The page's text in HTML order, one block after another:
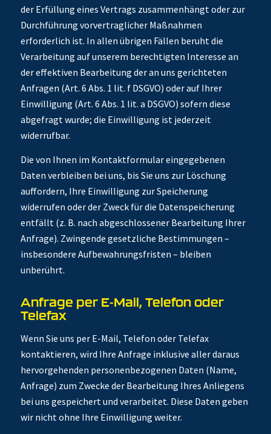
der Erfüllung eines Vertrags zusammenhängt oder zur
Durchführung vorvertraglicher Maßnahmen
erforderlich ist. In allen übrigen Fällen beruht die
Verarbeitung auf unserem berechtigten Interesse an
der effektiven Bearbeitung der an uns gerichteten
Anfragen (Art. 6 Abs. 1 lit. f DSGVO) oder auf Ihrer
Einwilligung (Art. 6 Abs. 1 lit. a DSGVO) sofern diese
abgefragt wurde; die Einwilligung ist jederzeit
widerrufbar.
Die von Ihnen im Kontaktformular eingegebenen
Daten verbleiben bei uns, bis Sie uns zur Löschung
auffordern, Ihre Einwilligung zur Speicherung
widerrufen oder der Zweck für die Datenspeicherung
entfällt (z. B. nach abgeschlossener Bearbeitung Ihrer
Anfrage). Zwingende gesetzliche Bestimmungen –
insbesondere Aufbewahrungsfristen – bleiben
unberührt.
Anfrage per E-Mail, Telefon oder
Telefax
Wenn Sie uns per E-Mail, Telefon oder Telefax
kontaktieren, wird Ihre Anfrage inklusive aller daraus
hervorgehenden personenbezogenen Daten (Name,
Anfrage) zum Zwecke der Bearbeitung Ihres Anliegens
bei uns gespeichert und verarbeitet. Diese Daten geben
wir nicht ohne Ihre Einwilligung weiter.